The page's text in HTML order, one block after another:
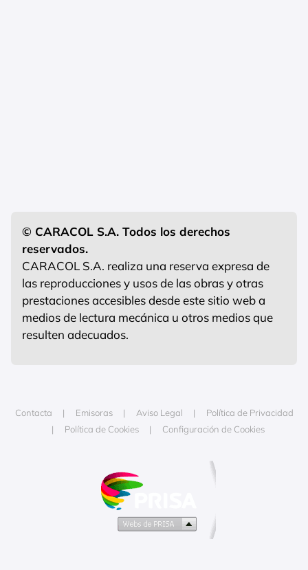
© CARACOL S.A. Todos los derechos
reservados.
CARACOL S.A. realiza una reserva expresa de
las reproducciones y usos de las obras y otras
prestaciones accesibles desde este sitio web a
medios de lectura mecánica u otros medios que
resulten adecuados.
Contacta Emisoras Aviso Legal
Política de Privacidad
Política de Cookies
Configuración de Cookies